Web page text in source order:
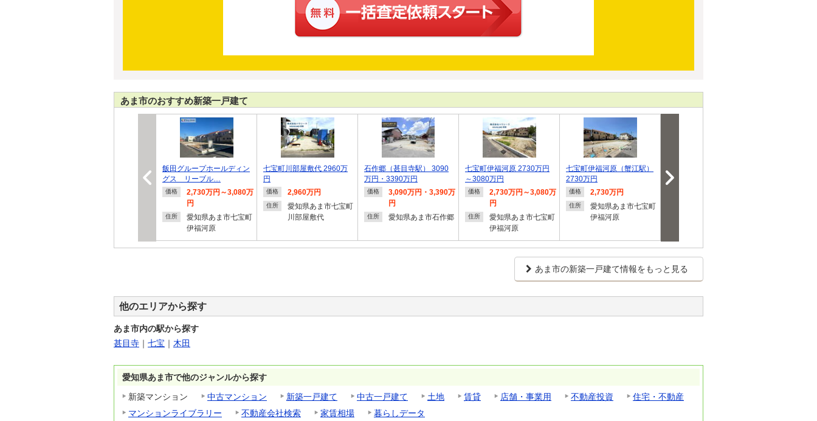
あま市のおすすめ新築一戸建て
飯田グループホールディン
グス リーブル…
価格
2,730万円～3,080万
円
住所
愛知県あま市七宝町
伊福河原
七宝町川部屋敷代 2960万
円
価格 2,960万円
住所
愛知県あま市七宝町
川部屋敷代
石作郷（甚目寺駅） 3090
万円・3390万円
価格
3,090万円・3,390万
円
住所 愛知県あま市石作郷
七宝町伊福河原 2730万円
～3080万円
価格
2,730万円～3,080万
円
住所
愛知県あま市七宝町
伊福河原
七宝町伊福河原（蟹江駅）
2730万円
価格 2,730万円
住所
愛知県あま市七宝町
伊福河原
3080万円
あま市の新築一戸建て情報をもっと見る
他のエリアから探す
あま市内の駅から探す
甚目寺 ｜ 七宝 ｜ 木田
愛知県あま市で他のジャンルから探す
新築マンション
中古マンション 新築一戸建て 中古一戸建て 土地 賃貸 店舗・事業用 不動産投資
住宅・不動産
マンションライブラリー
不動産会社検索 家賃相場 暮らしデータ